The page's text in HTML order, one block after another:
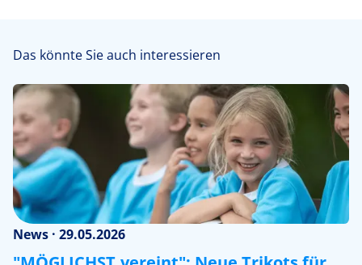
Das könnte Sie auch interessieren
News · 29.05.2026